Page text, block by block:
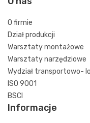
O firmie
Dział produkcji
Warsztaty montażowe
Warsztaty narzędziowe
Wydział transportowo-
ISO 9001
BSCI
Informacje